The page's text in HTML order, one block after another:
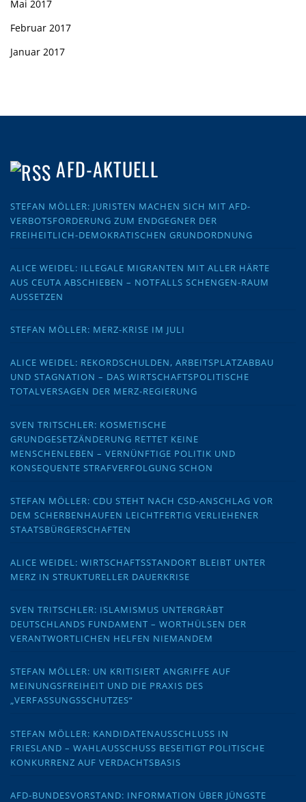
Mai 2017
Februar 2017
Januar 2017
AFD-AKTUELL
STEFAN MÖLLER: JURISTEN MACHEN SICH MIT AFD-
VERBOTSFORDERUNG ZUM ENDGEGNER DER
FREIHEITLICH-DEMOKRATISCHEN GRUNDORDNUNG
ALICE WEIDEL: ILLEGALE MIGRANTEN MIT ALLER HÄRTE
AUS CEUTA ABSCHIEBEN – NOTFALLS SCHENGEN-RAUM
AUSSETZEN
STEFAN MÖLLER: MERZ-KRISE IM JULI
ALICE WEIDEL: REKORDSCHULDEN, ARBEITSPLATZABBAU
UND STAGNATION – DAS WIRTSCHAFTSPOLITISCHE
TOTALVERSAGEN DER MERZ-REGIERUNG
SVEN TRITSCHLER: KOSMETISCHE
GRUNDGESETZÄNDERUNG RETTET KEINE
MENSCHENLEBEN – VERNÜNFTIGE POLITIK UND
KONSEQUENTE STRAFVERFOLGUNG SCHON
STEFAN MÖLLER: CDU STEHT NACH CSD-ANSCHLAG VOR
DEM SCHERBENHAUFEN LEICHTFERTIG VERLIEHENER
STAATSBÜRGERSCHAFTEN
ALICE WEIDEL: WIRTSCHAFTSSTANDORT BLEIBT UNTER
MERZ IN STRUKTURELLER DAUERKRISE
SVEN TRITSCHLER: ISLAMISMUS UNTERGRÄBT
DEUTSCHLANDS FUNDAMENT – WORTHÜLSEN DER
VERANTWORTLICHEN HELFEN NIEMANDEM
STEFAN MÖLLER: UN KRITISIERT ANGRIFFE AUF
MEINUNGSFREIHEIT UND DIE PRAXIS DES
„VERFASSUNGSSCHUTZES“
STEFAN MÖLLER: KANDIDATENAUSSCHLUSS IN
FRIESLAND – WAHLAUSSCHUSS BESEITIGT POLITISCHE
KONKURRENZ AUF VERDACHTSBASIS
AFD-BUNDESVORSTAND: INFORMATION ÜBER JÜNGSTE